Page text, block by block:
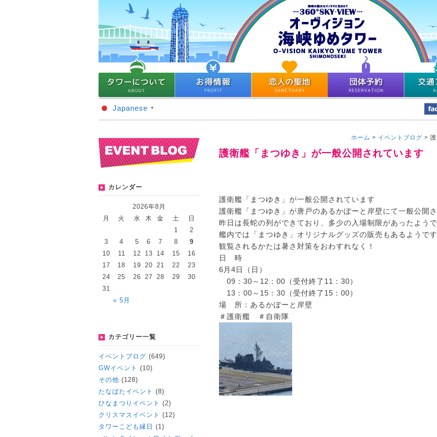
Japanese ▼
カレンダー
2026年8月
月
火 水 木 金 土 日
« 5月
1
2
3
4 5 6 7 8
9
10
11 12 13 14 15
16
17
18 19 20 21 22
23
24
25 26 27 28 29
30
31
カテゴリー一覧
イベントブログ (649)
GWイベント (10)
その他 (128)
たなばたイベント (8)
ひなまつりイベント (2)
クリスマスイベント (12)
タワーこども縁日 (1)
ホーム > イベントブログ >
護衛艦「まつゆき」が一般公開されています
護衛艦「まつゆき」が一般公開されています
護衛艦「まつゆき」が唐戸のあるかぽーと岸壁にて一般公開さ
昨日は長蛇の列ができており、多少の入場制限があったようで
艦内では「まつゆき」オリジナルグッズの販売もあるようです
観覧されるかたは暑さ対策をおわすれなく！
日 時
6月4日（日）
09：30～12：00（受付終了11：30）
13：00～15：30（受付終了15：00）
場 所：あるかぽーと岸壁
＃護衛艦 ＃自衛隊